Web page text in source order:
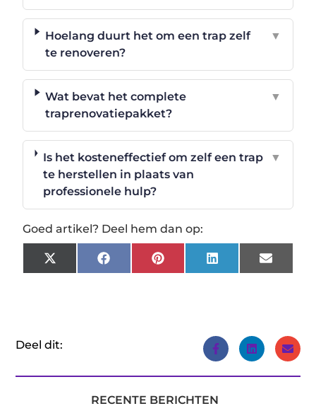
Hoelang duurt het om een trap zelf
te renoveren?
▼
Wat bevat het complete
traprenovatiepakket?
▼
Is het kosteneffectief om zelf een trap
te herstellen in plaats van
professionele hulp?
▼
Goed artikel? Deel hem dan op:
X
(Twitter)
FacebookPinterestLinkedInEmail
Deel dit:
RECENTE BERICHTEN